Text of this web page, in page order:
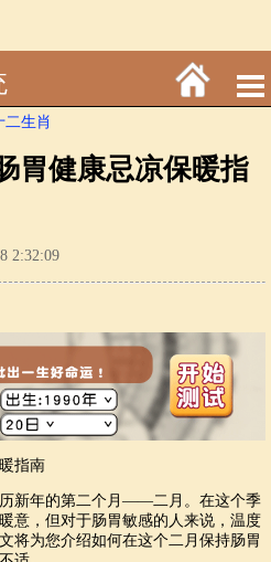
二生肖
胃健康忌凉保暖指
2:32:09
指南
新年的第二个月——二月。在这个季
意，但对于肠胃敏感的人来说，温度
将为您介绍如何在这个二月保持肠胃